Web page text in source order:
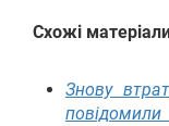
Схожі
Знову